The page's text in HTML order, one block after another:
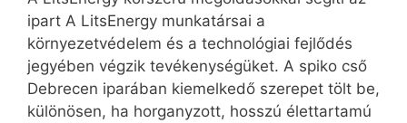
ipart A LitsEnergy munkatársai a
környezetvédelem és a technológiai fejlődés
jegyében végzik tevékenységüket. A spiko cső
Debrecen iparában kiemelkedő szerepet tölt be,
különösen, ha horganyzott, hosszú élettartamú